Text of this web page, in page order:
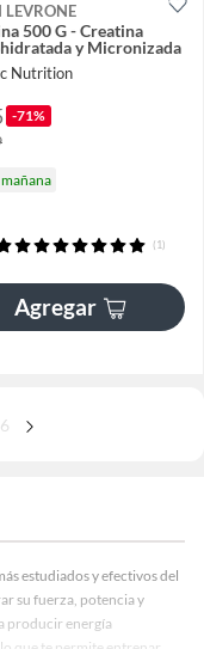
LEVRONE
500 G - Creatina
y Micronizada
Nutrition
-71%
(1)
Agregar
estudiados y efectivos del
su fuerza, potencia y
producir energía